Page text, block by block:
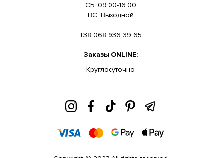
СБ: 09:00-16:00
ВС: Выходной
+38 068 936 39 65
Заказы ONLINE:
Круглосуточно